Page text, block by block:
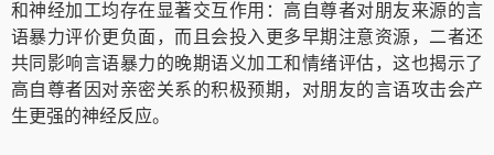
和神经加工均存在显著交互作用：高自尊者对朋友来源的言
语暴力评价更负面 ，而 且会投入更多早期注意资源，二者还
共同影响言语暴力的晚期语义加工和情绪评估，这也揭示了
高自尊者因对亲密关系的积极预期，对朋友的言语攻击会产
生更强的神经反应。